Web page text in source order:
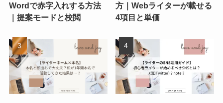
Wordで赤字入れする方法
｜提案モードと校閲
方｜Webライターが載せる
4項目と単価